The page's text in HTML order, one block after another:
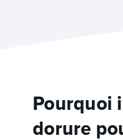
Pourquoi
dorure